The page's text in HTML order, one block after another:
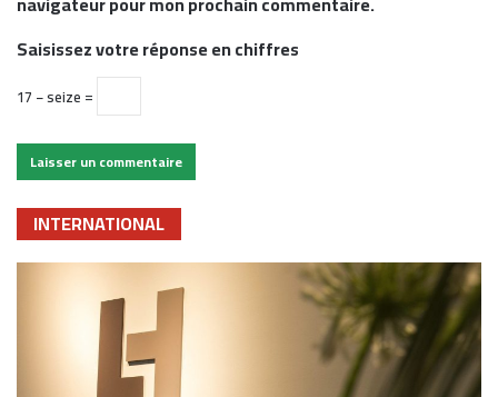
Saisissez votre réponse en chiffres
17 − seize =
INTERNATIONAL